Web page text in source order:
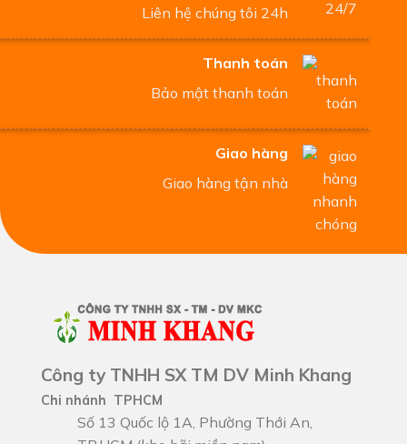
Liên hệ chúng tôi 24h
Thanh toán
Bảo mật thanh toán
Giao hàng
Giao hàng tận nhà
Công ty TNHH SX TM DV Minh Khang
Chi nhánh TPHCM
Số 13 Quốc lộ 1A, Phường Thới An,